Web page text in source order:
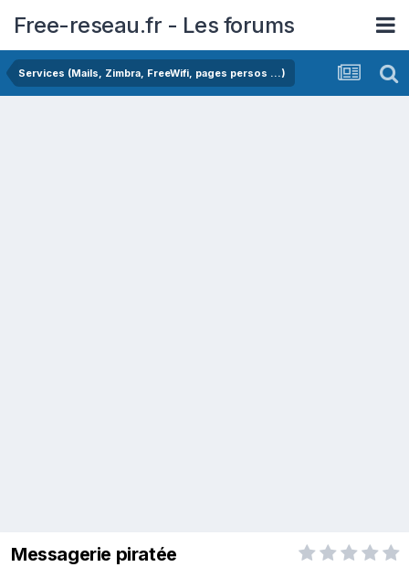
Free-reseau.fr - Les forums
Services (Mails, Zimbra, FreeWifi, pages persos ...)
Messagerie piratée